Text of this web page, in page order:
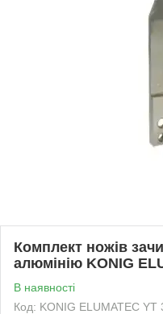
Комплект ножів
алюмінію KONIG
В наявності
Код: KONIG ELUMATEC YT